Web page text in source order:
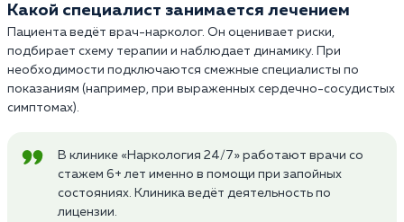
Какой специалист занимается лечением
Пациента ведёт врач-нарколог. Он оценивает риски,
подбирает схему терапии и наблюдает динамику. При
необходимости подключаются смежные специалисты по
показаниям (например, при выраженных сердечно-сосудистых
симптомах).
В клинике «Наркология 24/7» работают врачи со
стажем 6+ лет именно в помощи при запойных
состояниях. Клиника ведёт деятельность по
лицензии.